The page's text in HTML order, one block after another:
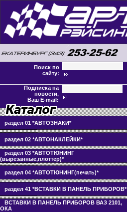
Поиск по
сайту:
Подписка на
новости,
Ваш E-mail:
раздел 01 *АВТОЗНАКИ*
раздел 02 *АВТОНАКЛЕЙКИ*
раздел 03 *АВТОТЮНИНГ
(вырезанные,плоттер)*
раздел 04 *АВТОТЮНИНГ(печать)*
раздел 41 *ВСТАВКИ В ПАНЕЛЬ ПРИБОРОВ*
ВСТАВКИ В ПАНЕЛЬ ПРИБОРОВ ВАЗ 2101,
ОКА